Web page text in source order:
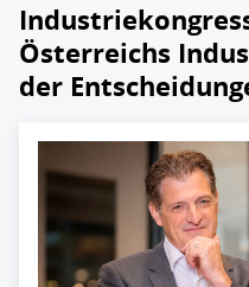
Österreichs
der